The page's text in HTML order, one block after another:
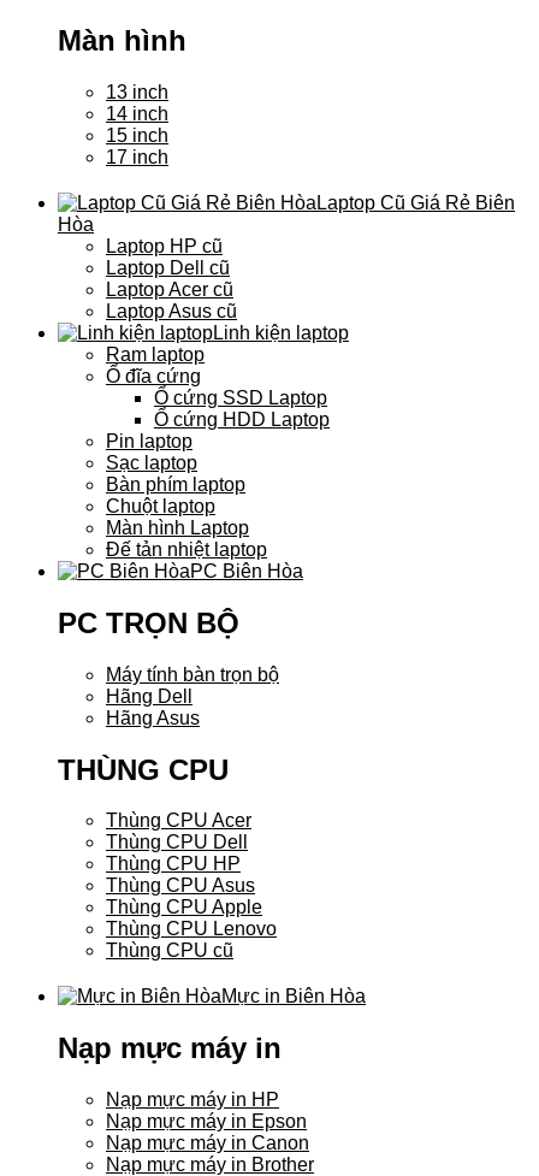
Màn hình
13 inch
14 inch
15 inch
17 inch
Laptop Cũ Giá Rẻ Biên
Hòa
Laptop HP cũ
Laptop Dell cũ
Laptop Acer cũ
Laptop Asus cũ
Linh kiện laptop
Ram laptop
Ổ đĩa cứng
Ổ cứng SSD Laptop
Ổ cứng HDD Laptop
Pin laptop
Sạc laptop
Bàn phím laptop
Chuột laptop
Màn hình Laptop
Đế tản nhiệt laptop
PC Biên Hòa
PC TRỌN BỘ
Máy tính bàn trọn bộ
Hãng Dell
Hãng Asus
THÙNG CPU
Thùng CPU Acer
Thùng CPU Dell
Thùng CPU HP
Thùng CPU Asus
Thùng CPU Apple
Thùng CPU Lenovo
Thùng CPU cũ
Mực in Biên Hòa
Nạp mực máy in
Nạp mực máy in HP
Nạp mực máy in Epson
Nạp mực máy in Canon
Nạp mực máy in Brother